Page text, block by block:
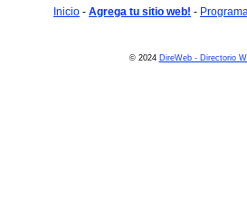
Inicio - Agrega tu sitio web! -
© 2024 DireWeb - Directorio